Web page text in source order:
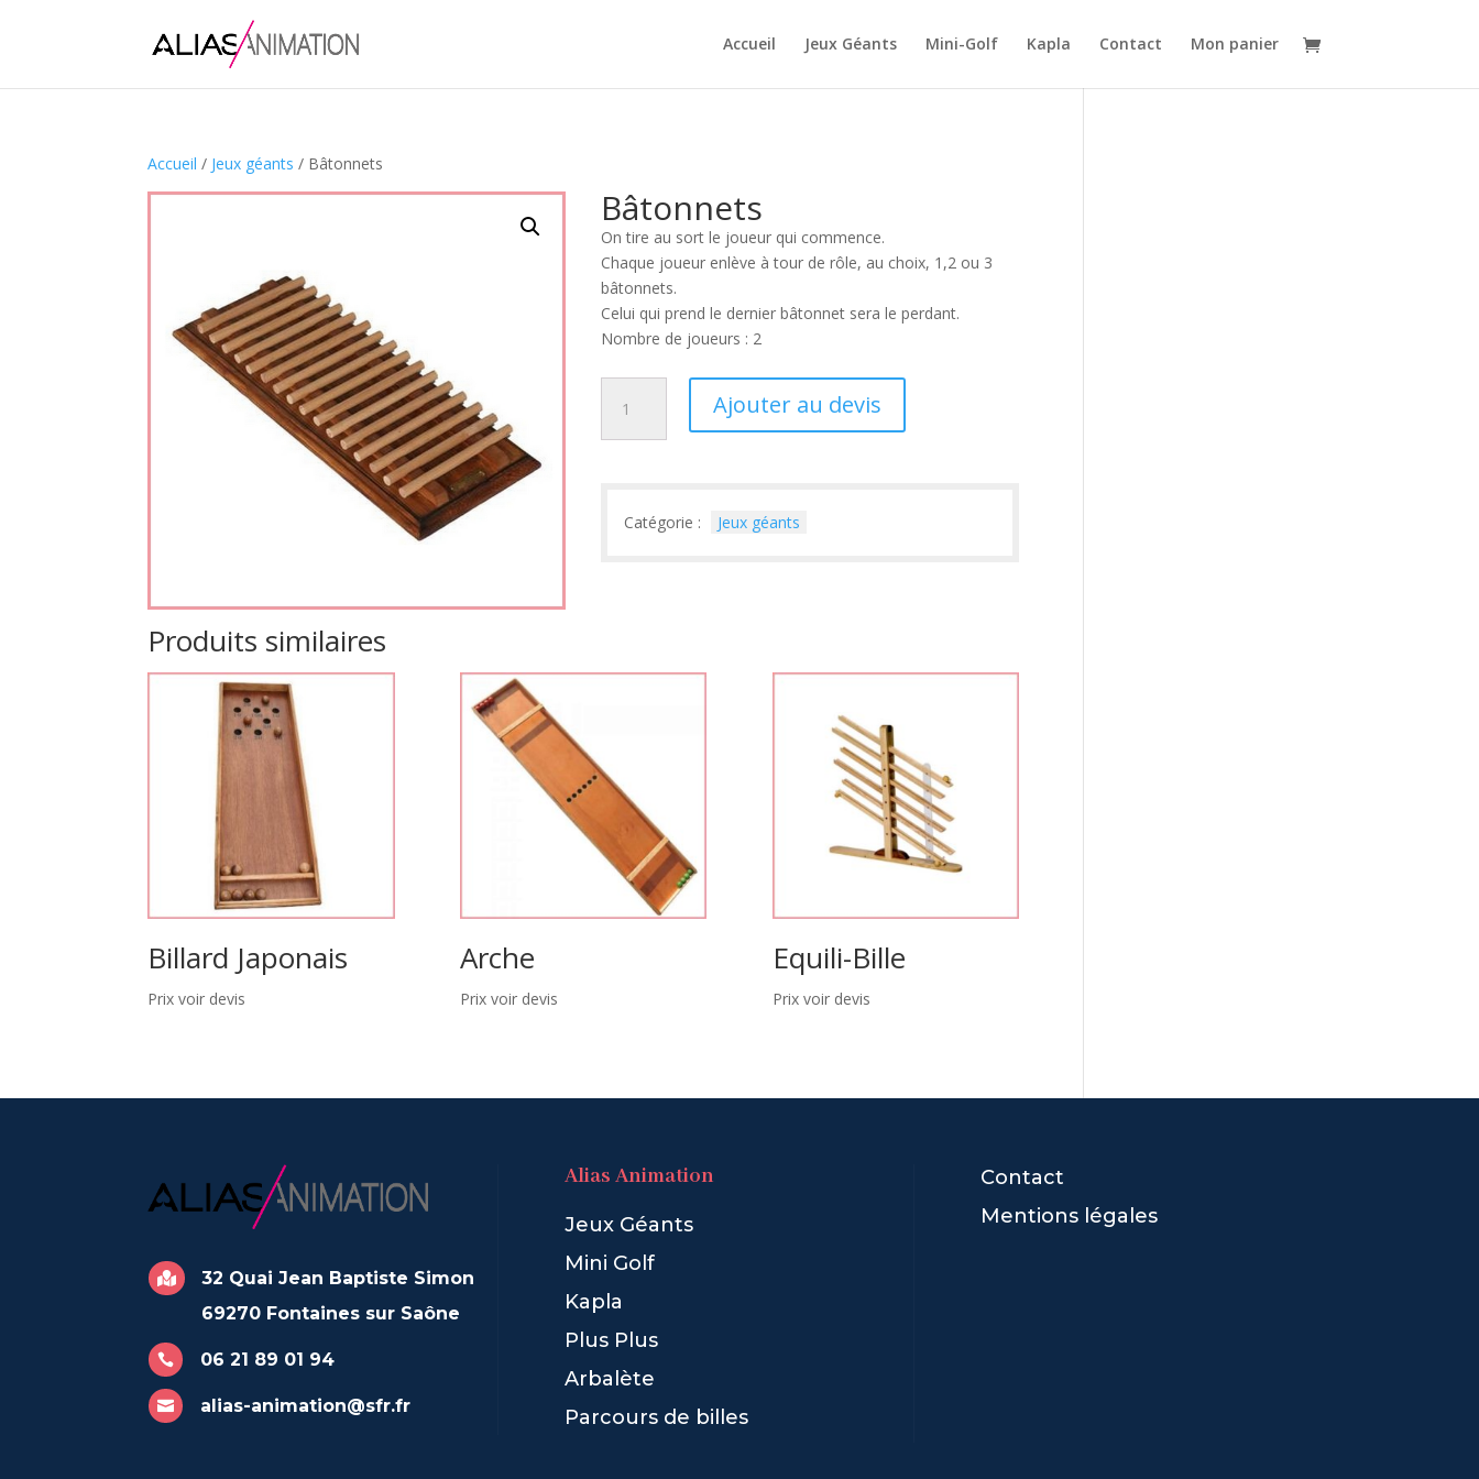
Accueil Jeux Géants Mini-Golf Kapla Contact Mon panier
Accueil / Jeux géants / Bâtonnets
Bâtonnets
On tire au sort le joueur qui commence.
Chaque joueur enlève à tour de rôle, au choix, 1,2 ou 3
bâtonnets.
Celui qui prend le dernier bâtonnet sera le perdant.
Nombre de joueurs : 2
Bâtonnets
Ajouter au devis
Catégorie : Jeux géants
Produits similaires
Billard Japonais
Prix voir devis
Arche
Prix voir devis
Equili-Bille
Prix voir devis

32 Quai Jean Baptiste Simon
69270 Fontaines sur Saône
 06 21 89 01 94
 alias-animation@sfr.fr
Alias Animation
Jeux Géants
Mini Golf
Kapla
Plus Plus
Arbalète
Parcours de billes
Contact
Mentions légales